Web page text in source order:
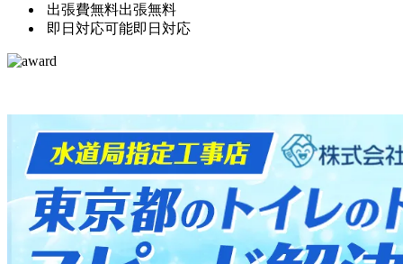
出張費無料出張無料
即日対応可能即日対応